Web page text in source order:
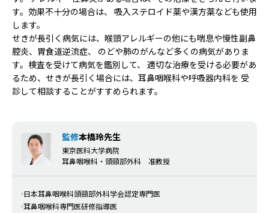
す。効果不十分の場合は、 吸入ステロイド薬や漢方薬なども使用
します。
せきが長引く病気には、喉頭アレルギーの他にも喘息や慢性副鼻
腔炎、胃食道逆流症、 のどや肺のがんなど多くの病気がありま
す。検査を受けて病気を鑑別して、 適切な治療を受ける必要があ
るため、せきが長引く場合には、耳鼻咽喉科や呼吸器内科を 受
診して相談することがすすめられます。
監修本橋玲先生
東京医科大学病院
耳鼻咽喉科・頭頸部外科 准教授
日本耳鼻咽喉科頭頸部外科学会認定専門医
耳鼻咽喉科専門医研修指導医